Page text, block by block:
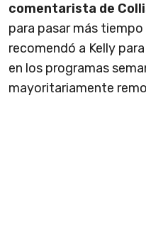
comentarista de
para pasar más
recomendó a Kelly
en los programas
mayoritariamente